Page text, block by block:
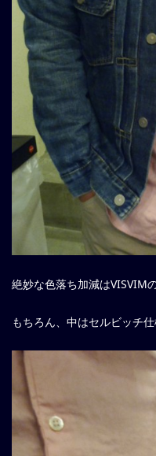
絶妙な色落ち加減はVISVIM
もちろん、中はセルビッチ仕